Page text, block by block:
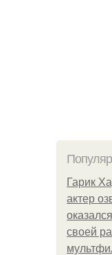
Гарик
актер
своей